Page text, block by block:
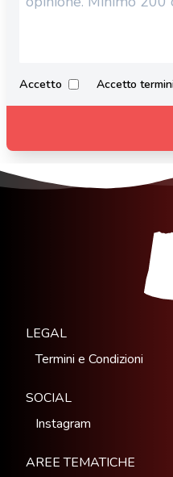
Accetto Accetto
LEGAL
Termini e Condizioni
SOCIAL
Instagram
AREE TEMATICHE